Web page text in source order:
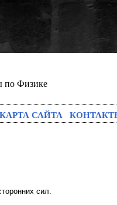
по Физике
КАРТА САЙТА
сил.